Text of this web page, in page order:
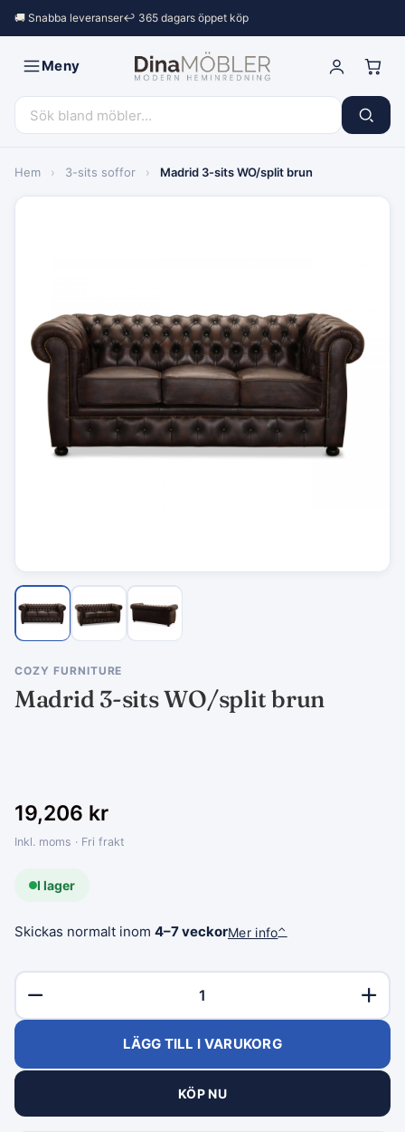
🚚 Snabba leveranser↩︎ 365 dagars öppet köp
Meny
Hem › 3-sits soffor › Madrid 3-sits WO/split brun
COZY FURNITURE
Madrid 3-sits WO/split brun
19,206 kr
Inkl. moms · Fri frakt
I lager
Skickas normalt inom 4–7 veckorMer info⌃
LÄGG TILL I VARUKORG
KÖP NU